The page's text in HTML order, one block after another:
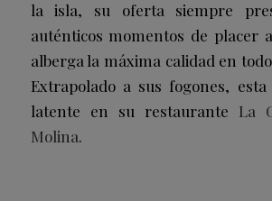
la isla, su oferta siempre
auténticos momentos de placer
alberga la máxima calidad en
Extrapolado a sus fogones,
latente en su restaurante La
Molina.